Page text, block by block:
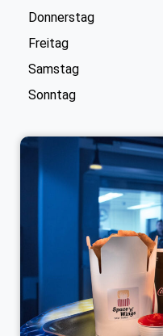
Donnerstag
Freitag
Samstag
Sonntag